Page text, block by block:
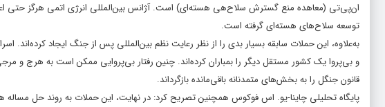
ان‌پی‌تی (معاهده منع گسترش سلاح‌هی هسته‌ای) است. آژانس بین‌المللی انرژی اتمی هرگز حتی
توسعه سلاح‌های هسته‌ای گرفته است.
به‌علاوه، این حملات سابقه بسیار بدی را از نظر رعایت نظم بین‌المللی پس از جنگ ایجاد کرده‌اند.
و بی‌پروا یک کشور مستقل دیگر را بمباران کرده‌اند. چنین رفتار بی‌پروایی ممکن است به هرج و
قانون جنگل را به بخش‌های متمدنانه باقی‌مانده بازگرداند.
پایگاه تحلیلی چاینا-یو. اس فوکوس همچنین تصریح کرد: در نهایت، این حملات به روند حل